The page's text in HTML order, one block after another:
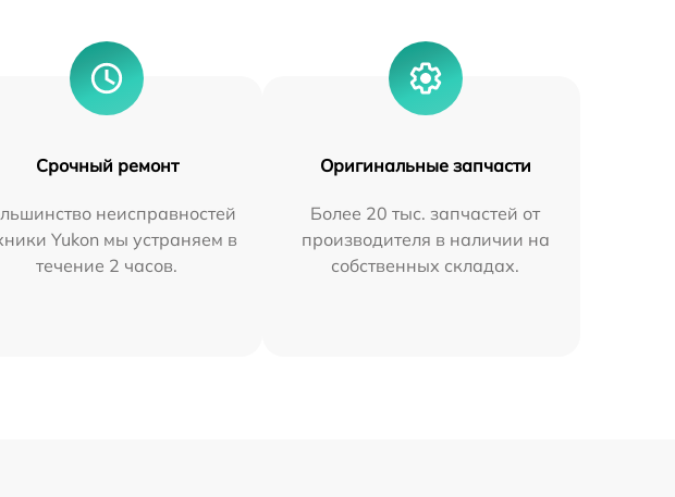
Срочный ремонт
неисправностей
Yukon мы устраняем в
течение 2 часов.
Оригинальные запчасти
Более 20 тыс. запчастей от
производителя в наличии на
собственных складах.